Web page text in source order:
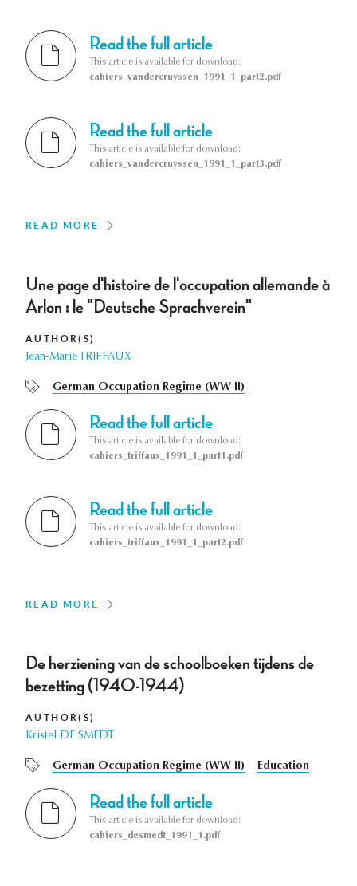
Read the full article
This article is available for download:
cahiers_vandercruyssen_1991_1_part2.pdf
Read the full article
This article is available for download:
cahiers_vandercruyssen_1991_1_part3.pdf
READ MORE
Une page d'histoire de l'occupation allemande à
Arlon : le "Deutsche Sprachverein"
AUTHOR(S)
Jean-Marie TRIFFAUX
German Occupation Regime (WW II)
Read the full article
This article is available for download:
cahiers_triffaux_1991_1_part1.pdf
Read the full article
This article is available for download:
cahiers_triffaux_1991_1_part2.pdf
READ MORE
De herziening van de schoolboeken tijdens de
bezetting (1940-1944)
AUTHOR(S)
Kristel DE SMEDT
German Occupation Regime (WW II) Education
Read the full article
This article is available for download:
cahiers_desmedt_1991_1.pdf